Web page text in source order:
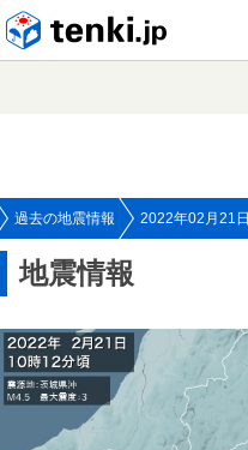
過去の地震情報 2022年02月21日
地震情報